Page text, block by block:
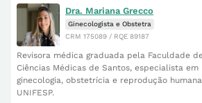
Dra. Mariana Grecco
Ginecologista e Obstetra
CRM 175089 / RQE 89187
Revisora médica graduada pela Faculdade
Ciências Médicas de Santos, especialista em
ginecologia, obstetrícia e reprodução
UNIFESP.